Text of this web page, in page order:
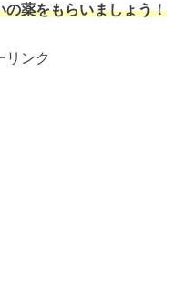
の薬をもらいましょう！
リンク